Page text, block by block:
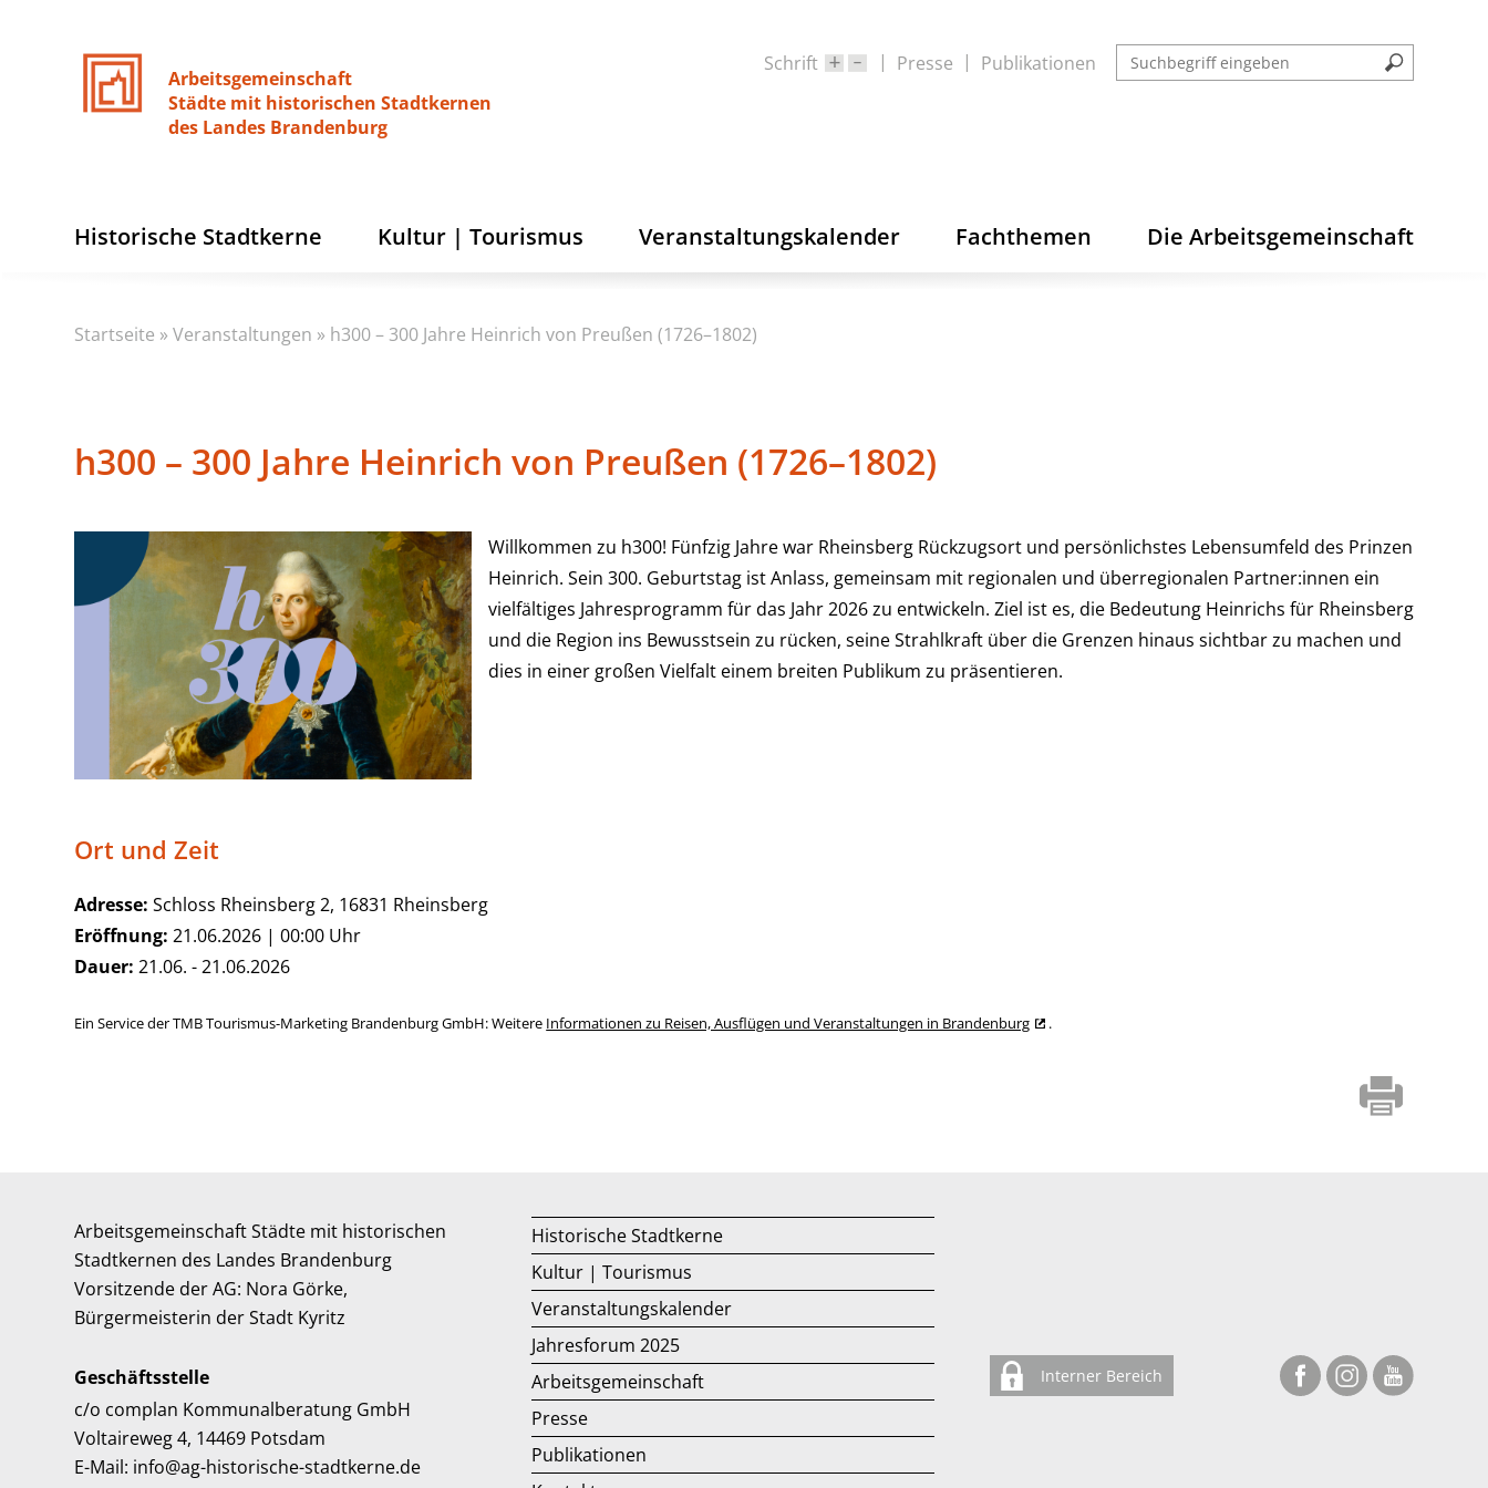
Arbeitsgemeinschaft
Städte mit historischen Stadtkernen
des Landes Brandenburg
Schrift Presse Publikationen
Historische Stadtkerne Kultur | Tourismus Veranstaltungskalender Fachthemen Die Arbeitsgemeinschaft
Startseite »Veranstaltungen » h300 – 300 Jahre Heinrich von Preußen (1726–1802)
h300 – 300 Jahre Heinrich von Preußen (1726–1802)
Willkommen zu h300! Fünfzig Jahre war Rheinsberg Rückzugsort und persönlichstes Lebensumfeld des Prinzen
Heinrich. Sein 300. Geburtstag ist Anlass, gemeinsam mit regionalen und überregionalen Partner:innen ein
vielfältiges Jahresprogramm für das Jahr 2026 zu entwickeln. Ziel ist es, die Bedeutung Heinrichs für Rheinsberg
und die Region ins Bewusstsein zu rücken, seine Strahlkraft über die Grenzen hinaus sichtbar zu machen und
dies in einer großen Vielfalt einem breiten Publikum zu präsentieren.
Ort und Zeit
Adresse: Schloss Rheinsberg 2, 16831 Rheinsberg
Eröffnung: 21.06.2026 | 00:00 Uhr
Dauer: 21.06. - 21.06.2026
Ein Service der TMB Tourismus-Marketing Brandenburg GmbH: Weitere Informationen zu Reisen, Ausflügen und Veranstaltungen in Brandenburg .
Arbeitsgemeinschaft Städte mit historischen
Stadtkernen des Landes Brandenburg
Vorsitzende der AG: Nora Görke,
Bürgermeisterin der Stadt Kyritz
Geschäftsstelle
c/o complan Kommunalberatung GmbH
Voltaireweg 4, 14469 Potsdam
E-Mail: info@ag-historische-stadtkerne.de
Historische Stadtkerne
Kultur | Tourismus
Veranstaltungskalender
Jahresforum 2025
Arbeitsgemeinschaft
Presse
Publikationen
Interner Bereich